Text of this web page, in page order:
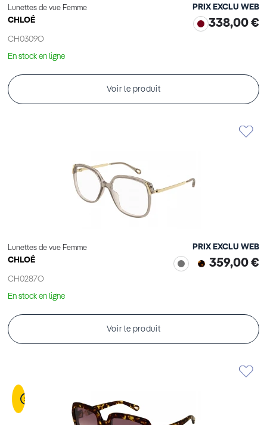
Lunettes de vue Femme
CHLOÉ
CH0309O
PRIX EXCLU WEB
338,00 €
En stock en ligne
Voir le produit
Lunettes de vue Femme
CHLOÉ
CH0287O
PRIX EXCLU WEB
359,00 €
En stock en ligne
Voir le produit